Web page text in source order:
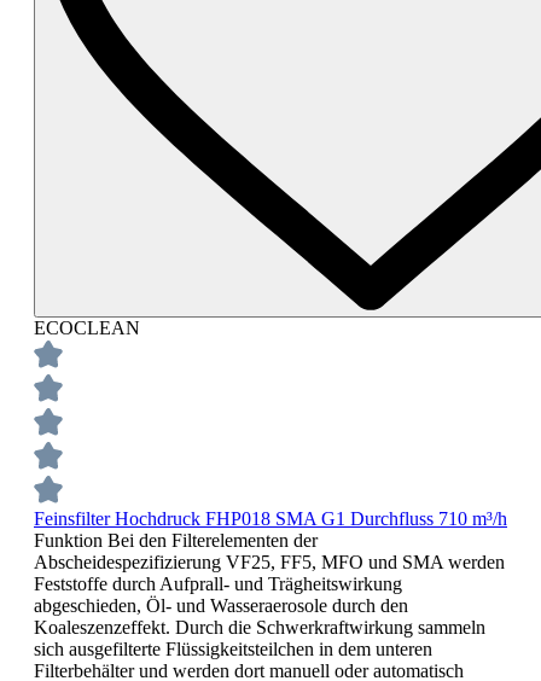
ECOCLEAN
Feinsfilter Hochdruck FHP018 SMA G1 Durchfluss 710 m³/h
Funktion Bei den Filterelementen der
Abscheidespezifizierung VF25, FF5, MFO und SMA werden
Feststoffe durch Aufprall- und Trägheitswirkung
abgeschieden, Öl- und Wasseraerosole durch den
Koaleszenzeffekt. Durch die Schwerkraftwirkung sammeln
sich ausgefilterte Flüssigkeitsteilchen in dem unteren
Filterbehälter und werden dort manuell oder automatisch